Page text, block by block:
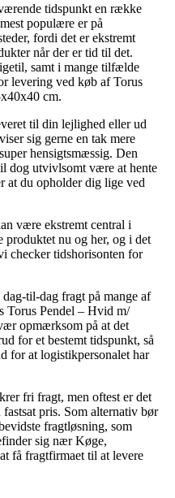
tidspunkt en række
populære er på
fordi det er ekstremt
når der er tid til det.
samt i mange tilfælde
levering ved køb af Torus
cm.
til din lejlighed eller ud
sig gerne en tak mere
hensigtsmæssig. Den
dog utvivlsomt være at hente
at du opholder dig lige ved
være ekstremt central i
nu og her, og i det
checker tidshorisonten for
til-dag fragt på mange af
Torus Pendel – Hvid m/
opmærksom på at det
for et bestemt tidspunkt, så
for at logistikpersonalet har
fri fragt, men oftest er det
pris. Som alternativ bør
fragtløsning, som
sig nær Køge,
få fragtfirmaet til at levere